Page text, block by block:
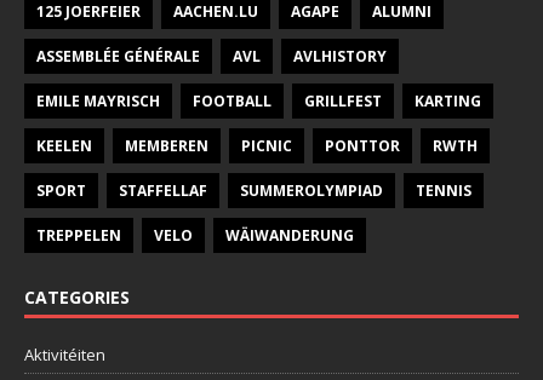
125 JOERFEIER AACHEN.LU AGAPE ALUMNI
ASSEMBLÉE GÉNÉRALE AVL AVLHISTORY
EMILE MAYRISCH FOOTBALL GRILLFEST KARTING
KEELEN MEMBEREN PICNIC PONTTOR RWTH
SPORT STAFFELLAF SUMMEROLYMPIAD TENNIS
TREPPELEN VELO WÄIWANDERUNG
CATEGORIES
Aktivitéiten